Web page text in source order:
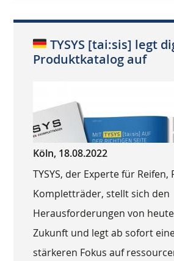
TYSYS [tai:sis] legt
Produktkatalog auf
Köln, 18.08.2022
TYSYS, der Experte für Reifen,
Kompletträder, stellt sich den
Herausforderungen von
Zukunft und legt ab sofort
stärkeren Fokus auf